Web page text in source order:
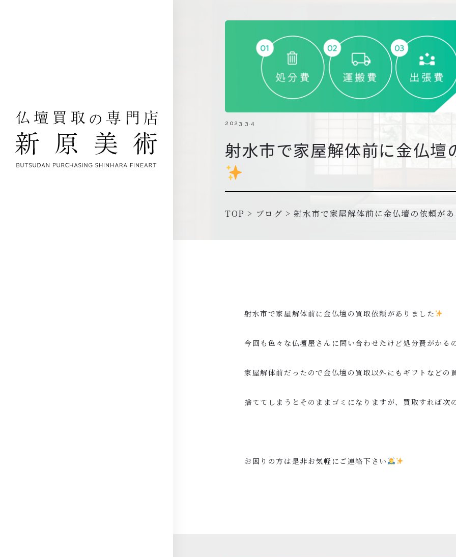
2023.3.4
射水市で家屋解体前に金仏壇
TOP > ブログ >射水市で家屋解体前に金仏壇の依頼が
射水市で家屋解体前に金仏壇の買取依頼がありました
今回も色々な仏壇屋さんに問い合わせたけど処分費がかる
家屋解体前だったので金仏壇の買取以外にもギフトなどの
捨ててしまうとそのままゴミになりますが、買取すれば次
お困りの方は是非お気軽にご連絡下さい